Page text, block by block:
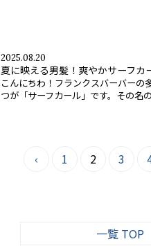
2025.08.20
夏に映える男髪！爽やかサーフカ
こんにちわ！フランクスバーバーの
つが「サーフカール」です。その名
‹ 1 2 3
一覧 TOP